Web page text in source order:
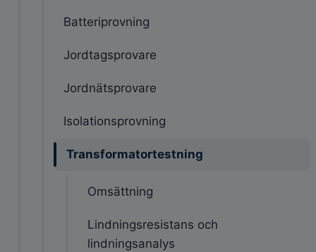
Batteriprovning
Jordtagsprovare
Jordnätsprovare
Isolationsprovning
Transformatortestning
Omsättning
Lindningsresistans och
lindningsanalys